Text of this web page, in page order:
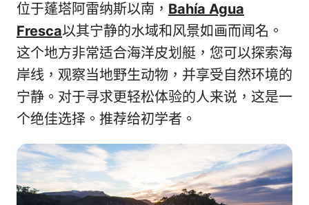
位于蓬塔阿雷纳斯以南， Bahía Agua
Fresca以其宁静的水域和风景如画而闻名。
这个地方非常适合海洋皮划艇，您可以探索海
岸线，观察当地野生动物，并享受自然环境的
宁静。对于寻求更轻松体验的人来说，这是一
个绝佳选择。推荐给初学者。